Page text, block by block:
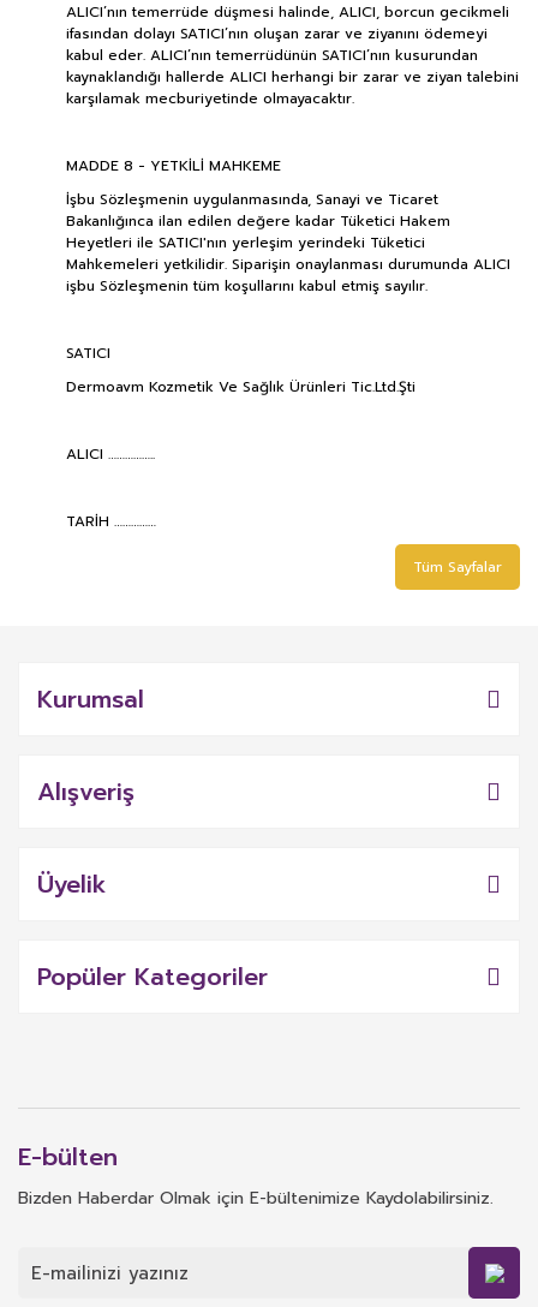
ALICI’nın temerrüde düşmesi halinde, ALICI, borcun gecikmeli
ifasından dolayı SATICI’nın oluşan zarar ve ziyanını ödemeyi
kabul eder. ALICI’nın temerrüdünün SATICI’nın kusurundan
kaynaklandığı hallerde ALICI herhangi bir zarar ve ziyan talebini
karşılamak mecburiyetinde olmayacaktır.
MADDE 8 - YETKİLİ MAHKEME
İşbu Sözleşmenin uygulanmasında, Sanayi ve Ticaret
Bakanlığınca ilan edilen değere kadar Tüketici Hakem
Heyetleri ile SATICI'nın yerleşim yerindeki Tüketici
Mahkemeleri yetkilidir. Siparişin onaylanması durumunda ALICI
işbu Sözleşmenin tüm koşullarını kabul etmiş sayılır.
SATICI
Dermoavm Kozmetik Ve Sağlık Ürünleri Tic.Ltd.Şti
ALICI ……………..
TARİH ……………
Tüm Sayfalar
Kurumsal
Alışveriş
Üyelik
Popüler Kategoriler
E-bülten
Bizden Haberdar Olmak için E-bültenimize Kaydolabilirsiniz.